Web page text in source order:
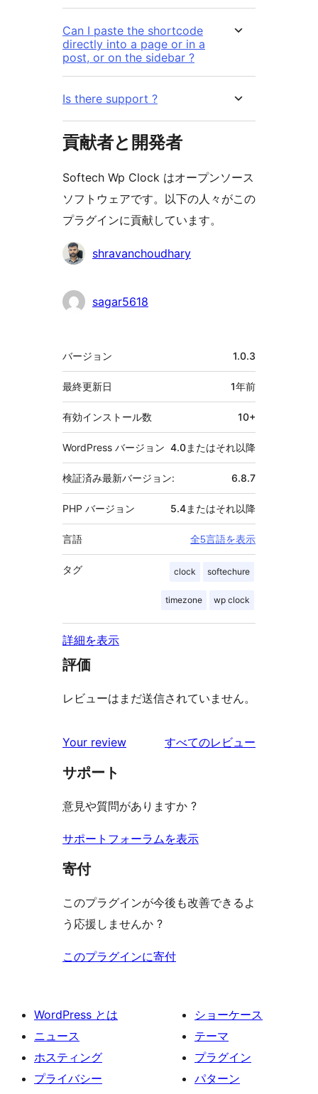
Can I paste the shortcode
directly into a page or in a
post, or on the sidebar ?
Is there support ?
貢献者と開発者
Softech Wp Clock はオープンソース
ソフトウェアです。以下の人々がこの
プラグインに貢献しています。
貢
者
shravanchoudhary
sagar5618
メ
タ
バージョン 1.0.3
最終更新日 1年前
有効インストール数 10+
WordPress バージョン 4.0またはそれ以降
検証済み最新バージョン: 6.8.7
PHP バージョン 5.4またはそれ以降
言語 全5言語を表示
タグ clock softechure
timezone wp clock
詳細を表示
評価
レビューはまだ送信されていません。
Your review すべてのレビュー
サポート
意見や質問がありますか ?
サポートフォーラムを表示
寄付
このプラグインが今後も改善できるよ
う応援しませんか ?
このプラグインに寄付
WordPress とは
ニュース
ホスティング
プライバシー
ショーケース
テーマ
プラグイン
パターン